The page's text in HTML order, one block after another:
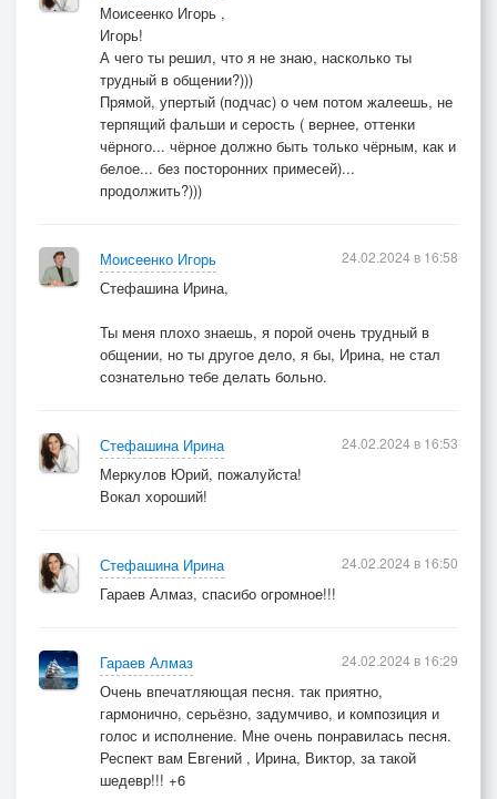
Моисеенко Игорь ,
Игорь!
А чего ты решил, что я не знаю, насколько ты
трудный в общении?)))
Прямой, упертый (подчас) о чем потом жалеешь, не
терпящий фальши и серость ( вернее, оттенки
чёрного... чёрное должно быть только чёрным, как и
белое... без посторонних примесей)...
продолжить?)))
Моисеенко Игорь
Стефашина Ирина,
Ты меня плохо знаешь, я порой очень трудный в
общении, но ты другое дело, я бы, Ирина, не стал
сознательно тебе делать больно.
24.02.2024 в 16:58
Стефашина Ирина
Меркулов Юрий, пожалуйста!
Вокал хороший!
24.02.2024 в 16:53
Стефашина Ирина
Гараев Алмаз, спасибо огромное!!!
24.02.2024 в 16:50
Гараев Алмаз
Очень впечатляющая песня. так приятно,
гармонично, серьёзно, задумчиво, и композиция и
голос и исполнение. Мне очень понравилась песня.
Респект вам Евгений , Ирина, Виктор, за такой
шедевр!!! +6
24.02.2024 в 16:29